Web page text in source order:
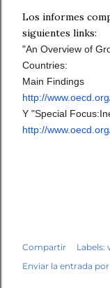
Los informes
siguientes links:
"An Overview of
Countries:
Main Findings
http://
Y "Special
http://
Compartir Labels:
Enviar la entrada